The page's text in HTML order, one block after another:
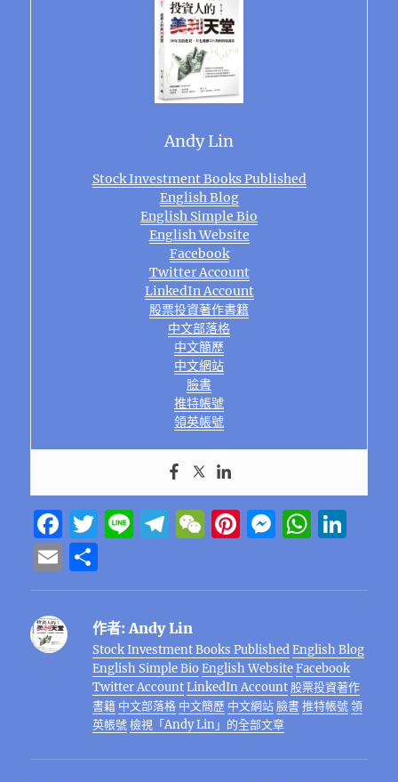
Andy Lin
Stock Investment Books Published
English Blog
English Simple Bio
English Website
Facebook
Twitter Account
LinkedIn Account
股票投資著作書籍
中文部落格
中文簡歷
中文網站
臉書
推特帳號
領英帳號
F
a
c
b
T
it
r
Li
e
T
e
r
a
m
W
C
at
Pi
te
st
M
ss
n
g
er
W
at
A
p
p
k
d
I
n
E
m
ai
l
享
作者:Andy Lin
Stock Investment Books Published English Blog
English Simple Bio English Website Facebook
Twitter Account LinkedIn Account 股票投資著作
書籍 中文部落格 中文簡歷 中文網站 臉書 推特帳號 領
英帳號 檢視「Andy Lin」的全部文章